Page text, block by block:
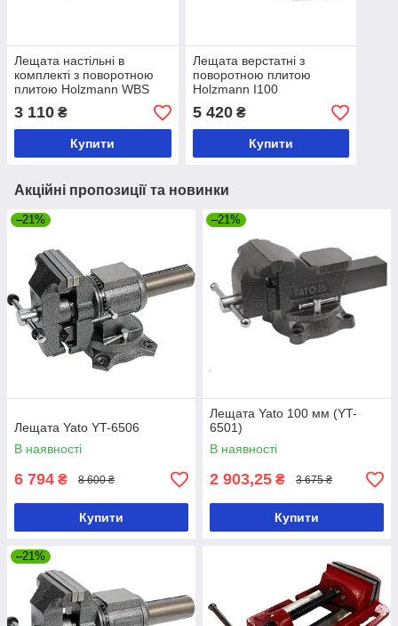
Лещата настільні в
комплекті з поворотною
плитою Holzmann WBS
100N
3 110 ₴
Купити
Лещата верстатні з
поворотною плитою
Holzmann I100
5 420₴
Купити
Акційні пропозиції та новинки
–21%
Лещата Yato YT-6506
В наявності
6 794 ₴ 8 600 ₴
Купити
–21%
Лещата Yato 100 мм (YT-
6501)
В наявності
2 903,25 ₴ 3 675 ₴
Купити
–21%